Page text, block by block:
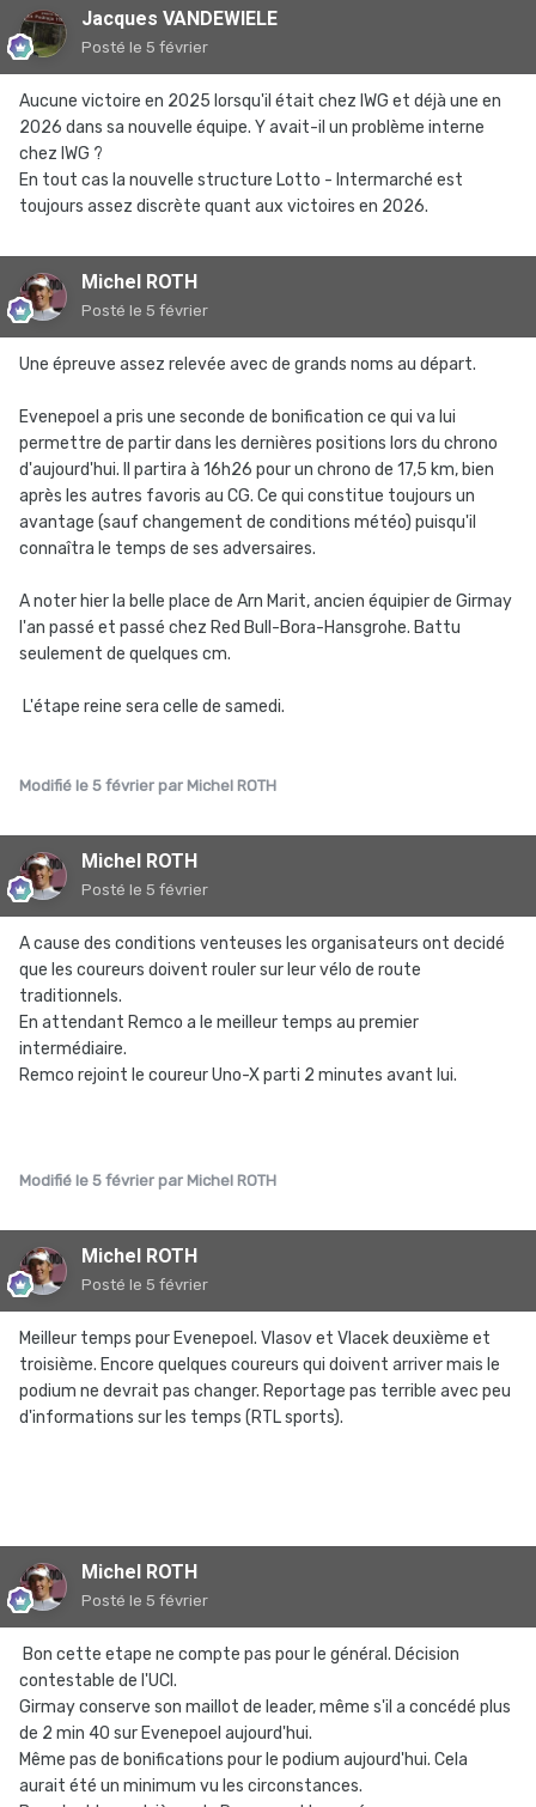
Jacques VANDEWIELE
Posté le 5 février
Aucune victoire en 2025 lorsqu'il était chez IWG et déjà une en
2026 dans sa nouvelle équipe. Y avait-il un problème interne
chez IWG ?
En tout cas la nouvelle structure Lotto - Intermarché est
toujours assez discrète quant aux victoires en 2026.
Michel ROTH
Posté le 5 février
Une épreuve assez relevée avec de grands noms au départ.
Evenepoel a pris une seconde de bonification ce qui va lui
permettre de partir dans les dernières positions lors du chrono
d'aujourd'hui. Il partira à 16h26 pour un chrono de 17,5 km, bien
après les autres favoris au CG. Ce qui constitue toujours un
avantage (sauf changement de conditions météo) puisqu'il
connaîtra le temps de ses adversaires.
A noter hier la belle place de Arn Marit, ancien équipier de Girmay
l'an passé et passé chez Red Bull-Bora-Hansgrohe. Battu
seulement de quelques cm.
L'étape reine sera celle de samedi.
Modifié le 5 février par Michel ROTH
Michel ROTH
Posté le 5 février
A cause des conditions venteuses les organisateurs ont decidé
que les coureurs doivent rouler sur leur vélo de route
traditionnels.
En attendant Remco a le meilleur temps au premier
intermédiaire.
Remco rejoint le coureur Uno-X parti 2 minutes avant lui.
Modifié le 5 février par Michel ROTH
Michel ROTH
Posté le 5 février
Meilleur temps pour Evenepoel. Vlasov et Vlacek deuxième et
troisième. Encore quelques coureurs qui doivent arriver mais le
podium ne devrait pas changer. Reportage pas terrible avec peu
d'informations sur les temps (RTL sports).
Michel ROTH
Posté le 5 février
Bon cette etape ne compte pas pour le général. Décision
contestable de l'UCI.
Girmay conserve son maillot de leader, même s'il a concédé plus
de 2 min 40 sur Evenepoel aujourd'hui.
Même pas de bonifications pour le podium aujourd'hui. Cela
aurait été un minimum vu les circonstances.